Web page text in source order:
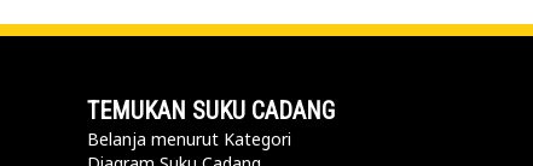
TEMUKAN SUKU CADANG
Belanja menurut Kategori